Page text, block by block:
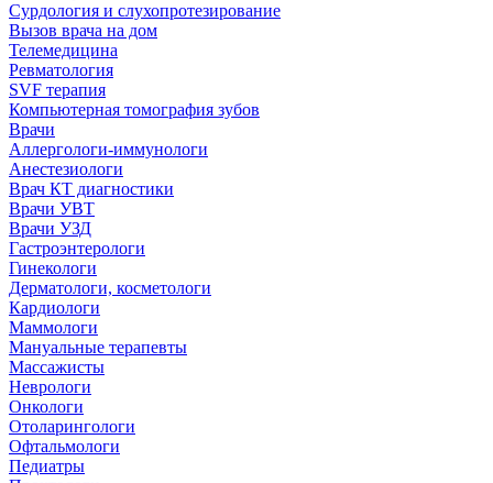
Сурдология и слухопротезирование
Вызов врача на дом
Телемедицина
Ревматология
SVF терапия
Компьютерная томография зубов
Врачи
Аллергологи-иммунологи
Анестезиологи
Врач КТ диагностики
Врачи УВТ
Врачи УЗД
Гастроэнтерологи
Гинекологи
Дерматологи, косметологи
Кардиологи
Маммологи
Мануальные терапевты
Массажисты
Неврологи
Онкологи
Отоларингологи
Офтальмологи
Педиатры